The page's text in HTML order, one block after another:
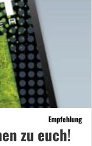
Empfehlung
zu euch!